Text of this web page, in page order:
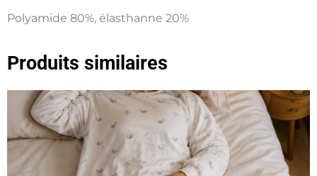
Polyamide 80%, élasthanne 20%
Produits similaires